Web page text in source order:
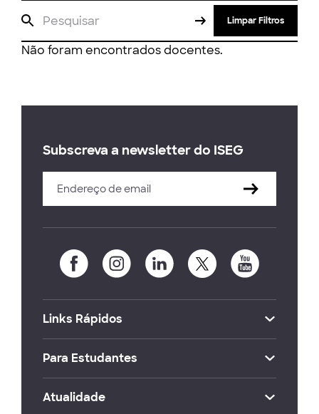
Limpar Filtros
Não foram encontrados docentes.
Subscreva a newsletter do ISEG
Links Rápidos
Para Estudantes
Atualidade